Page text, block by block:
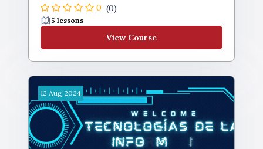
0 (0)
5 lessons
View Course
12 Aug 2024